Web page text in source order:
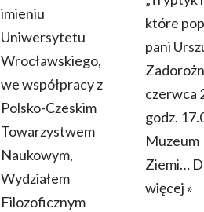
imieniu
Uniwersytetu
Wrocławskiego,
we współpracy z
Polsko-Czeskim
Towarzystwem
Naukowym,
Wydziałem
Filozoficznym
które
pani
czerwca
godz.
Muzeum
Ziemi…
więcej »